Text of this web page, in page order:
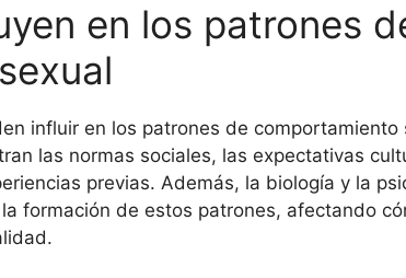
en los patrones
influir en los patrones de comportamiento
las normas sociales, las expectativas
previas. Además, la biología y la
formación de estos patrones, afectando